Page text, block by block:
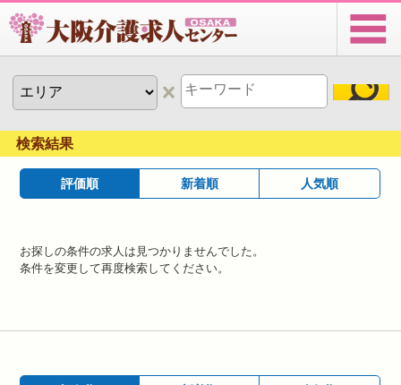
検索結果
評価順 新着順 人気順
お探しの条件の求人は見つかりませんでした。
条件を変更して再度検索してください。